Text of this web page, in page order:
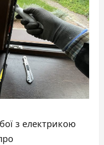
з електрикою